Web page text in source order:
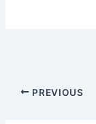
PREVIOUS